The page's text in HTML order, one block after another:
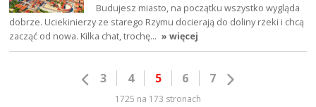
Budujesz miasto, na początku wszystko wygląda
dobrze. Uciekinierzy ze starego Rzymu docierają do doliny rzeki i chcą
zacząć od nowa. Kilka chat, trochę… » więcej
3 4 5 6 7
1725 na 173 stronach